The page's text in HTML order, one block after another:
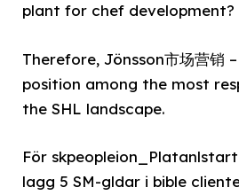
plant for chef development?
Therefore, Jönsson市场营销
position among the most
the SHL landscape.
För
lagg 5 SM-gldar i bible